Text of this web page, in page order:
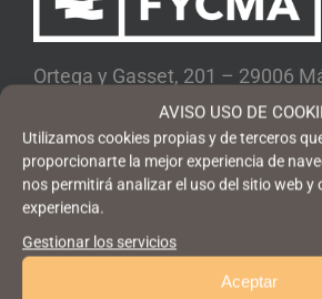
AVISO USO DE
Utilizamos cookies propias y de terceros
proporcionarte la mejor experiencia de
nos permitirá analizar el uso del sitio web y
experiencia.
Gestionar los servicios
Aceptar
Ortega y Gasset, 201 – 29006
+34 952 045 500|
Encuéntranos:
App CM Málaga Android